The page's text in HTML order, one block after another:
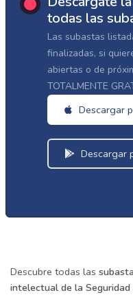
todas las
Las subastas
finalizadas, si
abiertas o de
TOTALMENTE
Descargar
Descargar
Descubre todas las
intelectual de la